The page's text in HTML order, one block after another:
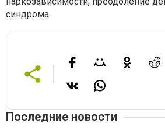
синдрома.
Последние новости